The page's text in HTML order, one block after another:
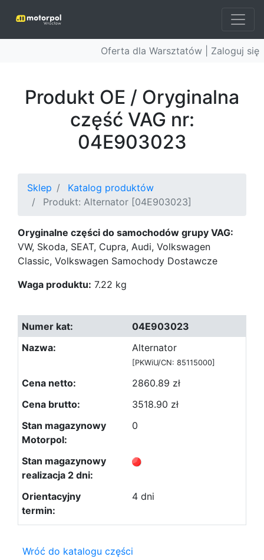
Oferta dla Warsztatów | Zaloguj się
Produkt OE / Oryginalna
część VAG nr:
04E903023
Sklep
Katalog produktów
Produkt: Alternator [04E903023]
Oryginalne części do samochodów grupy VAG:
VW, Skoda, SEAT, Cupra, Audi, Volkswagen
Classic, Volkswagen Samochody Dostawcze
Waga produktu: 7.22 kg
04E903023
Alternator
[PKWiU/CN: 85115000]
2860.89 zł
3518.90 zł
0
4 dni
Wróć do katalogu części